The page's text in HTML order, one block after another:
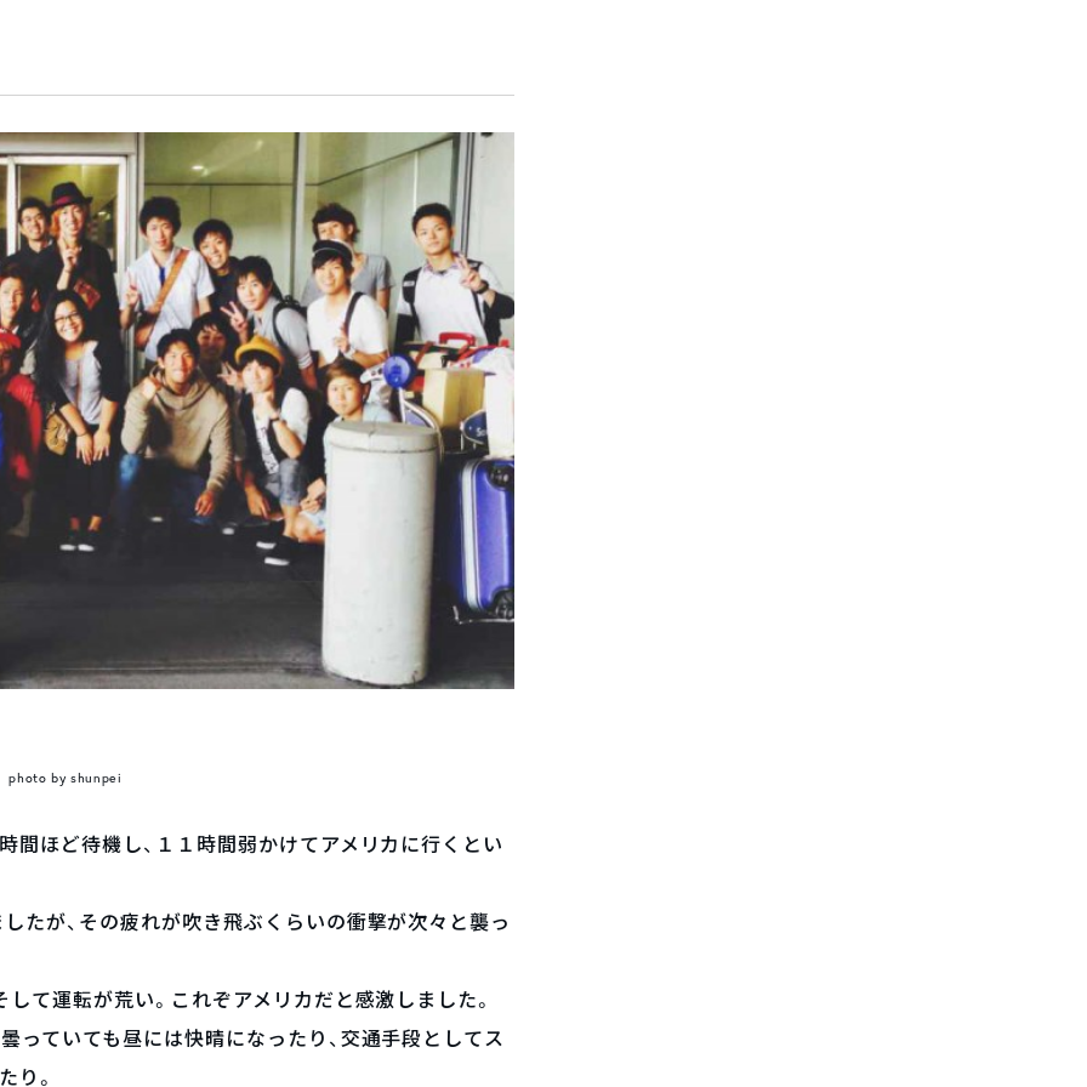
photo by shunpei
間ほど待機し、１１時間弱かけてアメリカに行くとい
たが、その疲れが吹き飛ぶくらいの衝撃が次々と襲っ
て運転が荒い。これぞアメリカだと感激しました。
っていても昼には快晴になったり、交通手段としてス
り。